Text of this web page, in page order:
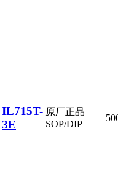
IL715T-
3E
原厂正品
SOP/DIP